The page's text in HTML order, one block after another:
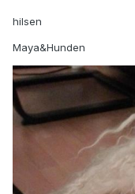
hilsen
Maya&Hunden